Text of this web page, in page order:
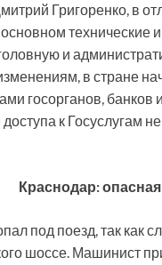
Григоренко, в
и
в стране
госорганов,
к Госуслугам
Краснодар:
под поезд, так
шоссе. Машинист